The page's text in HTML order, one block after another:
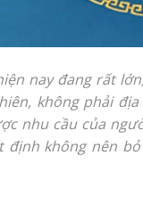
nay đang rất
không phải
nhu cầu của
không nên